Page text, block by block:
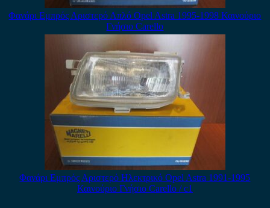
Φανάρι Εμπρός Αριστερό Απλό Opel Astra 1995-1998 Καινούριο
Γνήσιο Carello
Φανάρι Εμπρός Αριστερό Ηλεκτρικό Opel Astra 1991-1995
Καινούριο Γνήσιο Carello / c1